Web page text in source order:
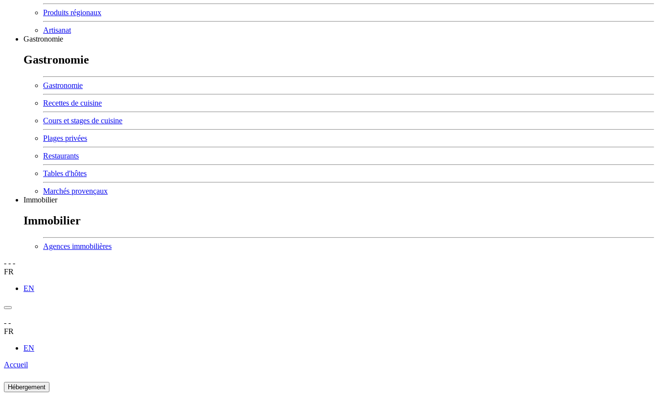
Produits régionaux
Artisanat
Gastronomie
Gastronomie
Gastronomie
Recettes de cuisine
Cours et stages de cuisine
Plages privées
Restaurants
Tables d'hôtes
Marchés provençaux
Immobilier
Immobilier
Agences immobilières
- - -
FR
EN
- -
FR
EN
Accueil
Hébergement